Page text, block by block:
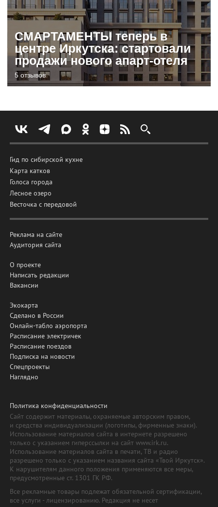
СМАРТАМЕНТЫ теперь в
центре Иркутска: стартовали
продажи нового апарт-отеля
5 отзывов
Гид по сибирской кухне
Карта катков
Голоса города
Лесное озеро
Весточка с передовой
Реклама на сайте
Аудитория сайта
О проекте
Написать редакции
Вакансии
Экокарта
Сделано в России
Онлайн-табло аэропорта
Расписание электричек
Расписание поездов
Подписка на новости
Спецпроекты
Наглядно
Политика конфиденциальности
Сайт содержит материалы, охраняемые авторским правом,
и средства индивидуализации (логотипы, фирменные знаки).
Использование материалов сайта в интернете разрешено
только с указанием гиперссылки на сайт www.irk.ru.
Использование материалов сайта в печати, ТВ и радио
разрешено только с указанием названия сайта «Твой Иркутск».
К нарушителям данного положения применяются все меры,
предусмотренные ст. 1301 ГК РФ.
Все рекламные товары подлежат обязательной сертификации,
все услуги - лицензированию. Редакция не несет